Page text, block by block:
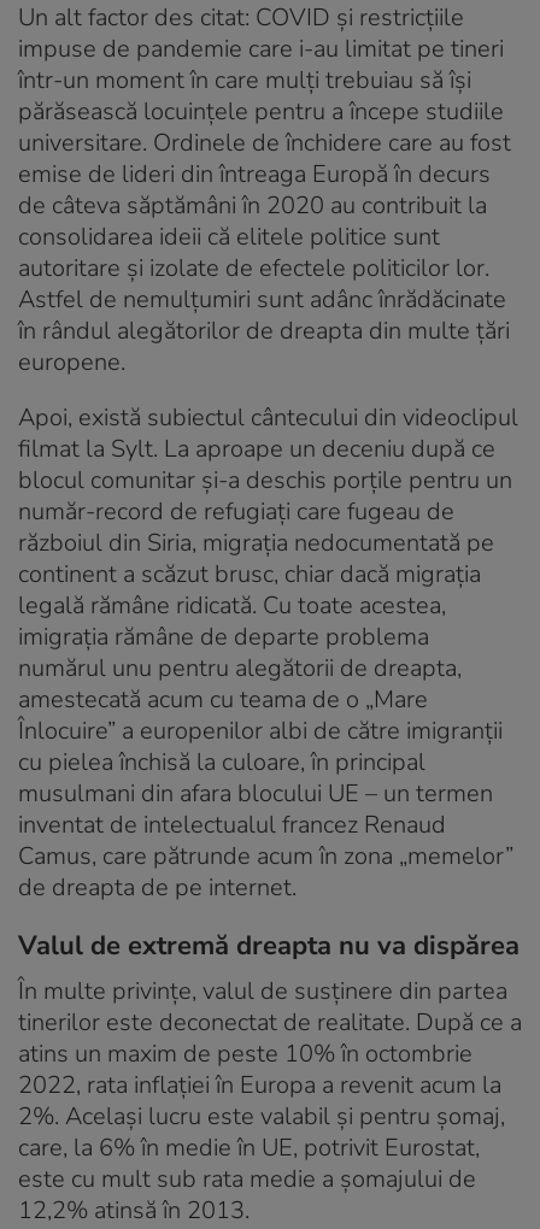
Un alt factor des citat: COVID și restricțiile
impuse de pandemie care i-au limitat pe tineri
într-un moment în care mulți trebuiau să își
părăsească locuințele pentru a începe studiile
universitare. Ordinele de închidere care au fost
emise de lideri din întreaga Europă în decurs
de câteva săptămâni în 2020 au contribuit la
consolidarea ideii că elitele politice sunt
autoritare și izolate de efectele politicilor lor.
Astfel de nemulțumiri sunt adânc înrădăcinate
în rândul alegătorilor de dreapta din multe țări
europene.
Apoi, există subiectul cântecului din videoclipul
filmat la Sylt. La aproape un deceniu după ce
blocul comunitar și-a deschis porțile pentru un
număr-record de refugiați care fugeau de
războiul din Siria, migrația nedocumentată pe
continent a scăzut brusc, chiar dacă migrația
legală rămâne ridicată. Cu toate acestea,
imigrația rămâne de departe problema
numărul unu pentru alegătorii de dreapta,
amestecată acum cu teama de o „Mare
Înlocuire” a europenilor albi de către imigranții
cu pielea închisă la culoare, în principal
musulmani din afara blocului UE – un termen
inventat de intelectualul francez Renaud
Camus, care pătrunde acum în zona „memelor”
de dreapta de pe internet.
Valul de extremă dreapta nu va dispărea
În multe privințe, valul de susținere din partea
tinerilor este deconectat de realitate. După ce a
atins un maxim de peste 10% în octombrie
2022, rata inflației în Europa a revenit acum la
2%. Același lucru este valabil și pentru șomaj,
care, la 6% în medie în UE, potrivit Eurostat,
este cu mult sub rata medie a șomajului de
12,2% atinsă în 2013.